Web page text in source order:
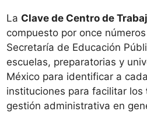
La Clave de Centro de
compuesto por once
Secretaría de Educación
escuelas, preparatorias y
México para identificar a
instituciones para facilitar los
gestión administrativa en